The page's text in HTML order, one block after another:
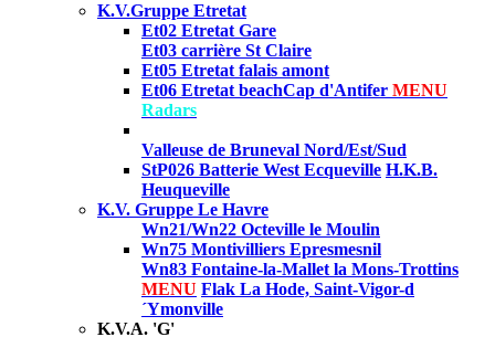
K.V.Gruppe Etretat
Et02 Etretat Gare
Et03 carrière St Claire
Et05 Etretat falais amont
Et06 Etretat beachCap d'Antifer MENU
Radars
Valleuse de Bruneval Nord/Est/Sud
StP026 Batterie West Ecqueville H.K.B.
Heuqueville
K.V. Gruppe Le Havre
Wn21/Wn22 Octeville le Moulin
Wn75 Montivilliers Epresmesnil
Wn83 Fontaine-la-Mallet la Mons-Trottins
MENU Flak La Hode, Saint-Vigor-d
´Ymonville
K.V.A. 'G'